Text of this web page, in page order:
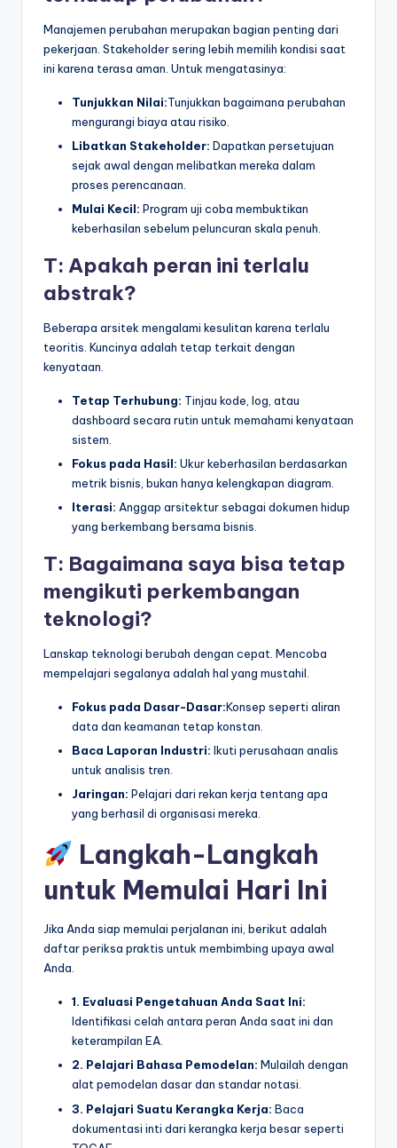
Manajemen perubahan merupakan bagian penting dari
pekerjaan. Stakeholder sering lebih memilih kondisi saat
ini karena terasa aman. Untuk mengatasinya:
Tunjukkan Nilai:Tunjukkan bagaimana perubahan
mengurangi biaya atau risiko.
Libatkan Stakeholder: Dapatkan persetujuan
sejak awal dengan melibatkan mereka dalam
proses perencanaan.
Mulai Kecil: Program uji coba membuktikan
keberhasilan sebelum peluncuran skala penuh.
T: Apakah peran ini terlalu
abstrak?
Beberapa arsitek mengalami kesulitan karena terlalu
teoritis. Kuncinya adalah tetap terkait dengan
kenyataan.
Tetap Terhubung: Tinjau kode, log, atau
dashboard secara rutin untuk memahami kenyataan
sistem.
Fokus pada Hasil: Ukur keberhasilan berdasarkan
metrik bisnis, bukan hanya kelengkapan diagram.
Iterasi: Anggap arsitektur sebagai dokumen hidup
yang berkembang bersama bisnis.
T: Bagaimana saya bisa tetap
mengikuti perkembangan
teknologi?
Lanskap teknologi berubah dengan cepat. Mencoba
mempelajari segalanya adalah hal yang mustahil.
Fokus pada Dasar-Dasar:Konsep seperti aliran
data dan keamanan tetap konstan.
Baca Laporan Industri: Ikuti perusahaan analis
untuk analisis tren.
Jaringan: Pelajari dari rekan kerja tentang apa
yang berhasil di organisasi mereka.
Langkah-Langkah
untuk Memulai Hari Ini
Jika Anda siap memulai perjalanan ini, berikut adalah
daftar periksa praktis untuk membimbing upaya awal
Anda.
1. Evaluasi Pengetahuan Anda Saat Ini:
Identifikasi celah antara peran Anda saat ini dan
keterampilan EA.
2. Pelajari Bahasa Pemodelan: Mulailah dengan
alat pemodelan dasar dan standar notasi.
3. Pelajari Suatu Kerangka Kerja: Baca
dokumentasi inti dari kerangka kerja besar seperti